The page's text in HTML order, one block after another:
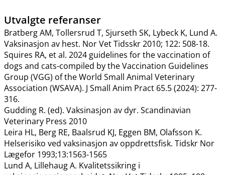
Utvalgte referanser
Bratberg AM, Tollersrud T, Sjurseth SK, Lybeck K, Lund A.
Vaksinasjon av hest. Nor Vet Tidsskr 2010; 122: 508-18.
Squires RA, et al. 2024 guidelines for the vaccination of
dogs and cats-compiled by the Vaccination Guidelines
Group (VGG) of the World Small Animal Veterinary
Association (WSAVA). J Small Anim Pract 65.5 (2024): 277-
316.
Gudding R. (ed). Vaksinasjon av dyr. Scandinavian
Veterinary Press 2010
Leira HL, Berg RE, Baalsrud KJ, Eggen BM, Olafsson K.
Helserisiko ved vaksinasjon av oppdrettsfisk. Tidskr Nor
Lægefor 1993;13:1563-1565
Lund A, Lillehaug A. Kvalitetssikring i